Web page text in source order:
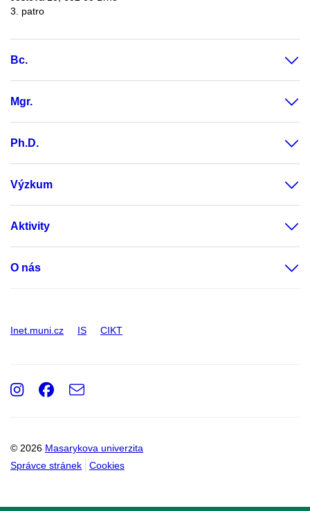
3. patro
Bc.
Mgr.
Ph.D.
Výzkum
Aktivity
O nás
Inet.muni.cz IS CIKT
© 2026 Masarykova univerzita
Správce stránek
Cookies
Instagram
Facebook
e-